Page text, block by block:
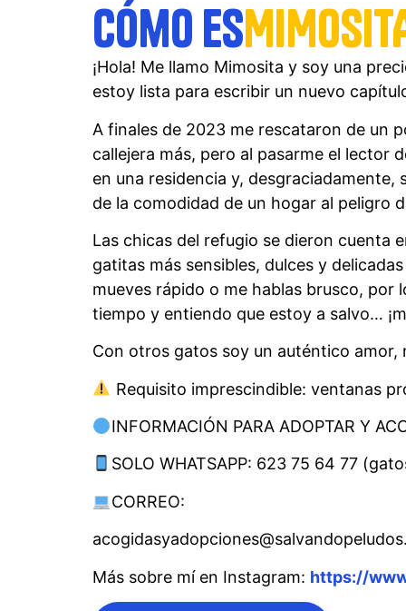
Cómo es
¡Hola! Me llamo Mimosita y soy una
estoy lista para escribir un nuevo
A finales de 2023 me rescataron de un
callejera más, pero al pasarme el lector
en una residencia y, desgraciadamente,
de la comodidad de un hogar al peligro
Las chicas del refugio se dieron cuenta
gatitas más sensibles, dulces y
mueves rápido o me hablas brusco, por
tiempo y entiendo que estoy a salvo…
Con otros gatos soy un auténtico
Requisito imprescindible: ventanas
INFORMACIÓN PARA ADOPTAR Y
SOLO WHATSAPP: 623 75 64 77
CORREO:
Más sobre mí en Instagram: https://